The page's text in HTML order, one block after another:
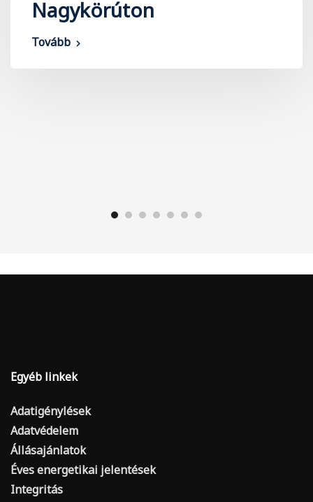
Nagykörúton
Tovább
Egyéb linkek
Adatigénylések
Adatvédelem
Állásajánlatok
Éves energetikai jelentések
Integritás